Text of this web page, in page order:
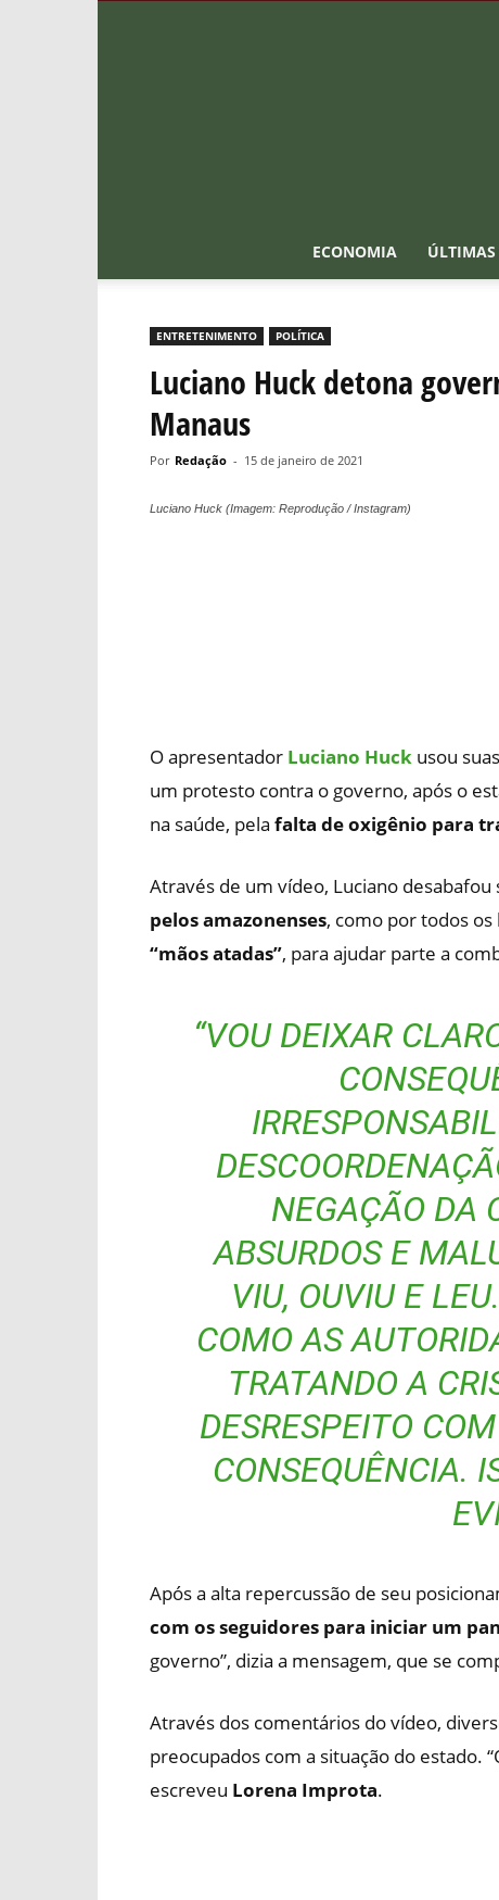
ECONOMIA
ENTRETENIMENTO POLÍTICA
Luciano Huck detona
Manaus
Por Redação - 15 de janeiro de 2021
Luciano Huck (Imagem: Reprodução / Instagram)
O apresentador Luciano Huck usou
um protesto contra o governo, após o
na saúde, pela falta de oxigênio para
Através de um vídeo, Luciano desabafou
pelos amazonenses, como por todos
“mãos atadas”, para ajudar parte a
“VOU DEIXAR
NEGAÇÃO DA
ABSURDOS E
VIU, OUVIU E
COMO AS
TRATANDO A
DESRESPEITO
CONSEQUÊNCIA.
Após a alta repercussão de seu
com os seguidores para iniciar um
governo”, dizia a mensagem, que se
Através dos comentários do vídeo,
preocupados com a situação do estado.
escreveu Lorena Improta.